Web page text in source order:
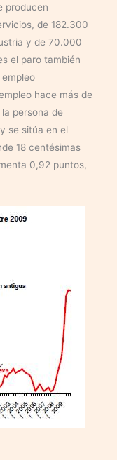
producen
de 182.300
y de 70.000
el paro también
hace más de
persona de
se sitúa en el
18 centésimas
0,92 puntos,